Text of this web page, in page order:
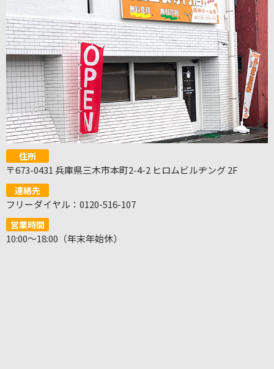
住所
〒673-0431 兵庫県三木市本町2-4-2 ヒロムビルヂング 2F
連絡先
フリーダイヤル：0120-516-107
営業時間
10:00～18:00（年末年始休）